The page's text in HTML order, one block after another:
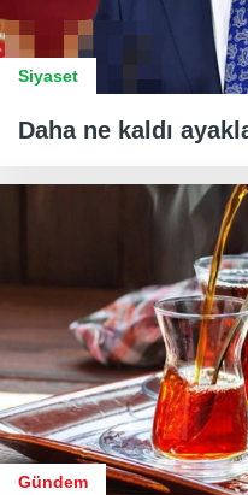
Siyaset
Daha ne kaldı
Gündem